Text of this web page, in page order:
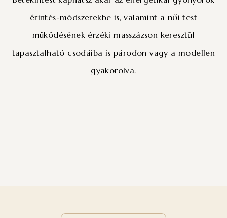
érintés-módszerekbe is, valamint a női test
működésének érzéki masszázson keresztül
tapasztalható csodáiba is párodon vagy a modellen
gyakorolva.